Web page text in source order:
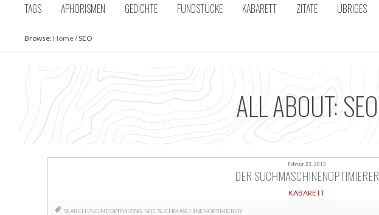
TAGS APHORISMEN GEDICHTE FUNDSTÜCKE KABARETT ZITATE ÜBRIGES
Browse: Home/SEO
ALL ABOUT: SEO
Februar 23, 2013
DER SUCHMASCHINENOPTIMIERER
KABARETT
SEARCH ENGINE OPTIMIZING SEO SUCHMASCHINENOPTIMIERER